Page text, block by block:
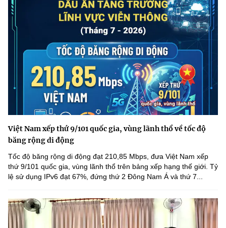
Việt Nam xếp thứ 9/101 quốc gia, vùng lãnh thổ về tốc độ
băng rộng di động
Tốc độ băng rộng di động đạt 210,85 Mbps, đưa Việt Nam xếp
thứ 9/101 quốc gia, vùng lãnh thổ trên bảng xếp hạng thế giới. Tỷ
lệ sử dụng IPv6 đạt 67%, đứng thứ 2 Đông Nam Á và thứ 7...